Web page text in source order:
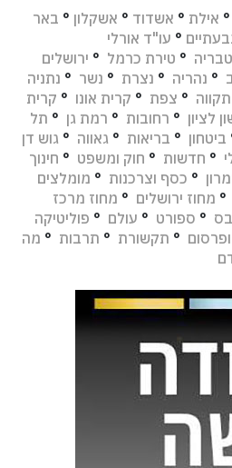
° אילת ° אשדוד ° אשקלון ° באר
° עו"ד אורלי
טבריה ° טירת כרמל ° ירושלים
° נהריה ° נצרת ° נשר ° נתניה
° צפת ° קרית אונו ° קרית
לציון ° רחובות ° רמת גן ° תל
ביטחון ° בריאות ° גאווה ° גוש דן
° חדשות ° חוק ומשפט ° חינוך
° כסף וצרכנות ° מומלצים
° מחוז ירושלים ° מחוז מרכז
° ספורט ° עולם ° פוליטיקה
ופרסום ° תקשורת ° תרבות ° מה